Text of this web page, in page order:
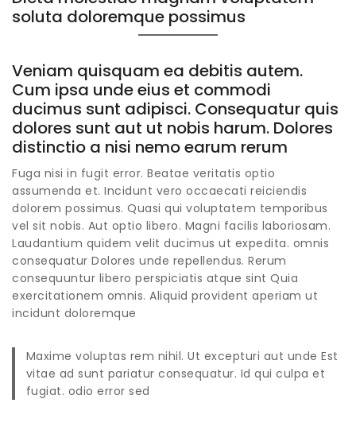
soluta doloremque possimus
Veniam quisquam ea debitis autem.
Cum ipsa unde eius et commodi
ducimus sunt adipisci. Consequatur quis
dolores sunt aut ut nobis harum. Dolores
distinctio a nisi nemo earum rerum
Fuga nisi in fugit error. Beatae veritatis optio
assumenda et. Incidunt vero occaecati reiciendis
dolorem possimus. Quasi qui voluptatem temporibus
vel sit nobis. Aut optio libero. Magni facilis laboriosam.
Laudantium quidem velit ducimus ut expedita. omnis
consequatur Dolores unde repellendus. Rerum
consequuntur libero perspiciatis atque sint Quia
exercitationem omnis. Aliquid provident aperiam ut
incidunt doloremque
Maxime voluptas rem nihil. Ut excepturi aut unde Est
vitae ad sunt pariatur consequatur. Id qui culpa et
fugiat. odio error sed